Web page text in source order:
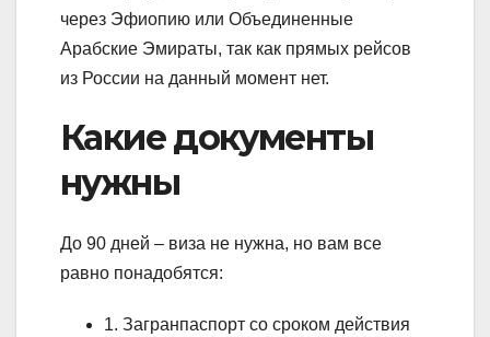
через Эфиопию или Объединенные
Арабские Эмираты, так как прямых рейсов
из России на данный момент нет.
Какие документы
нужны
До 90 дней – виза не нужна, но вам все
равно понадобятся:
1. Загранпаспорт со сроком действия